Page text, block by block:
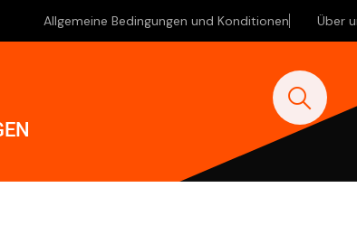
Allgemeine Bedingungen und Konditionen Über